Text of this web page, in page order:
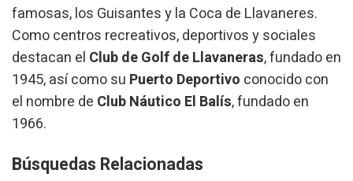
famosas, los Guisantes y la Coca de Llavaneres.
Como centros recreativos, deportivos y sociales
destacan el Club de Golf de Llavaneras, fundado en
1945, así como su Puerto Deportivo conocido con
el nombre de Club Náutico El Balís, fundado en
1966.
Búsquedas Relacionadas